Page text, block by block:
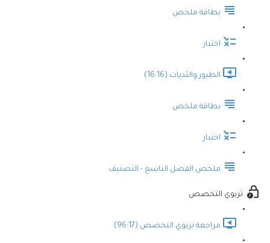
بطاقة ملخص
اختبار
الطيور والثديات (16:16)
بطاقة ملخص
اختبار
ملخص الفصل التاسع - التصنيف
تربوي التخصص
مراجعة تربوي التخصص (96:17)